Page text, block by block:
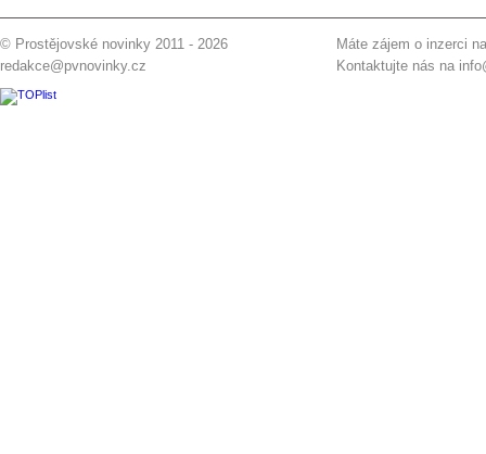
© Prostějovské novinky 2011 - 2026
redakce@pvnovinky.cz
Máte zájem o inzerci
Kontaktujte nás na